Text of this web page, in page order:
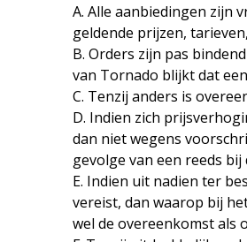
A. Alle aanbiedingen zijn
geldende prijzen,
B. Orders zijn pas
van Tornado blijkt dat
C. Tenzij anders is
D. Indien zich
dan niet wegens
gevolge van een reeds
E. Indien uit nadien ter
vereist, dan waarop bij
wel de overeenkomst als